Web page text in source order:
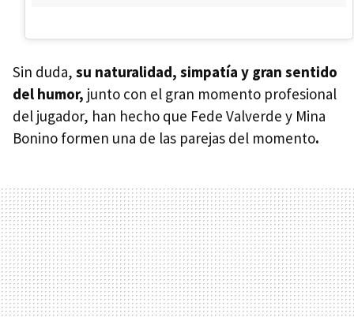
Sin duda, su naturalidad, simpatía y gran sentido
del humor, junto con el gran momento profesional
del jugador, han hecho que Fede Valverde y Mina
Bonino formen una de las parejas del momento.